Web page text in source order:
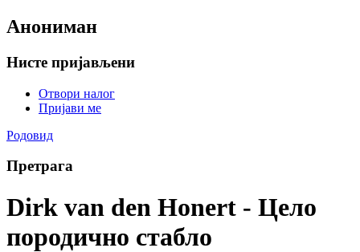
Анониман
Нисте пријављени
Отвори налог
Пријави ме
Родовид
Претрага
Dirk van den Honert - Цело
породично стабло